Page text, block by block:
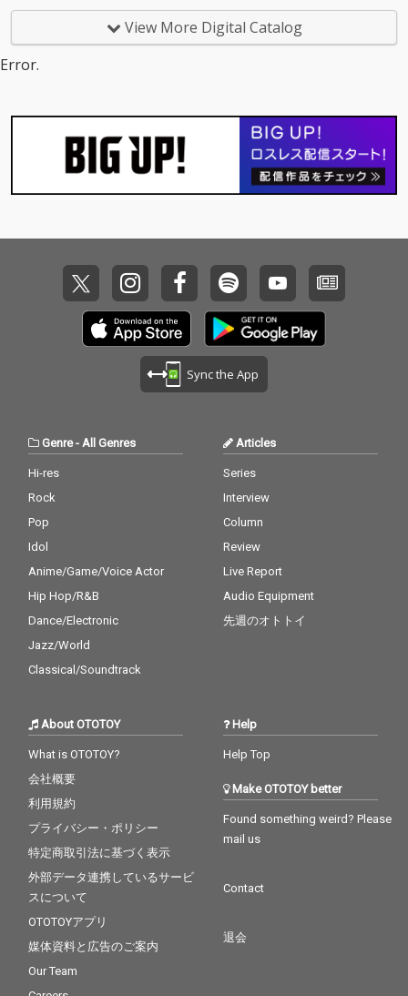
公募の新曲など7曲新
録全14曲のボーカル盤
View More Digital Catalog
Error.
Sync the App
Genre- All Genres
Hi-res
Rock
Pop
Idol
Anime/Game/Voice Actor
Hip Hop/R&B
Dance/Electronic
Jazz/World
Classical/Soundtrack
Articles
Series
Interview
Column
Review
Live Report
Audio Equipment
先週のオトトイ
About OTOTOY
What is OTOTOY?
会社概要
利用規約
プライバシー・ポリシー
特定商取引法に基づく表示
外部データ連携しているサービ
スについて
OTOTOYアプリ
媒体資料と広告のご案内
Our Team
Help
Help Top
Make OTOTOY better
Found something weird? Please
mail us
Contact
退会